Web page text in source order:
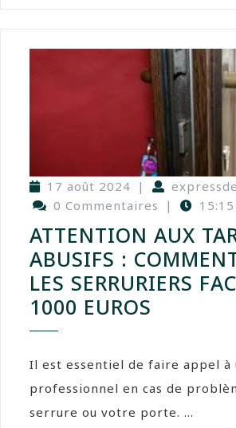
17 août 2024 |
0 Commentaires
| 15:15
ATTENTION AUX
ABUSIFS :
LES SERRURIERS
1000 EUROS
Il est essentiel de faire appel
professionnel en cas de
serrure ou votre porte. ...